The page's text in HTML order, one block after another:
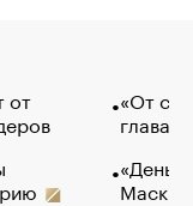
от
«От
глава
Маск в